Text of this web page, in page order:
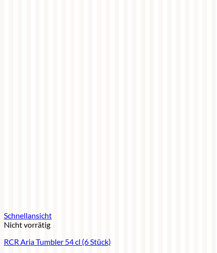
Schnellansicht
Nicht vorrätig
RCR Aria Tumbler 54 cl (6 Stück)